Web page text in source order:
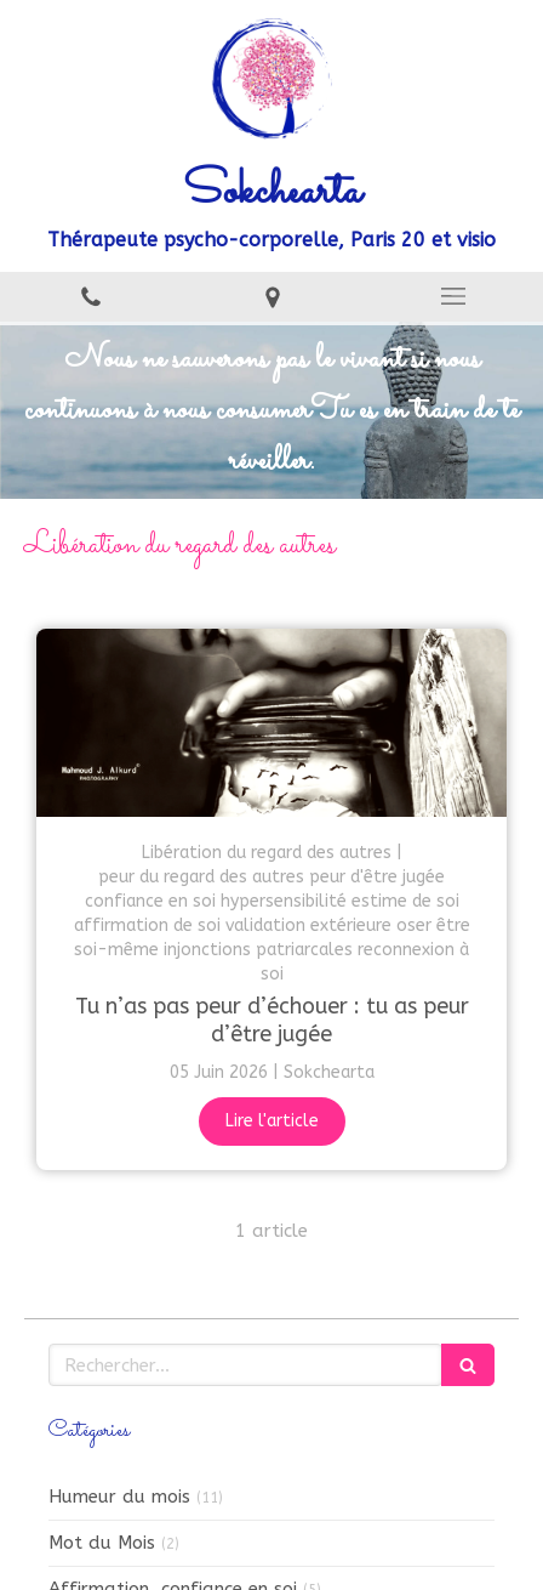
Sokchearta
Thérapeute psycho-corporelle, Paris 20 et visio
Nous ne sauverons pas le vivant si nous
continuons à nous consumerTu es en train de te
réveiller.
Libération du regard des autres
Libération du regard des autres
peur du regard des autres peur d'être jugée
confiance en soi hypersensibilité estime de soi
affirmation de soi validation extérieure oser être
soi-même injonctions patriarcales reconnexion à
soi
Tu n’as pas peur d’échouer : tu as peur
d’être jugée
05 Juin 2026 Sokchearta
Lire l'article
1 article
Rechercher
Catégories
Humeur du mois (11)
Mot du Mois (2)